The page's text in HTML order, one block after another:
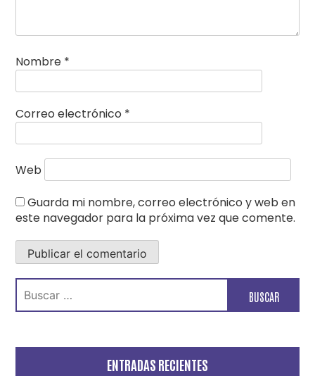
Nombre *
Correo electrónico *
Web
Guarda mi nombre, correo electrónico y web en
este navegador para la próxima vez que comente.
Buscar:
ENTRADAS RECIENTES